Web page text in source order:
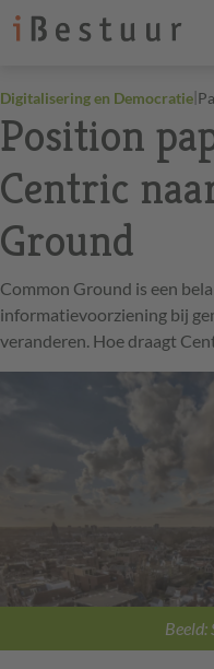
Digitalisering en Democratie|
Position
Centric
Ground
Common Ground is een
informatievoorziening bij
veranderen. Hoe draagt
Beeld: